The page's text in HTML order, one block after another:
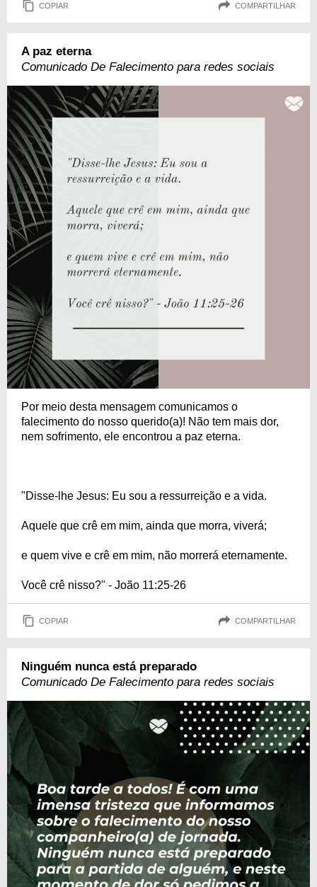
COPIAR COMPARTILHAR
A paz eterna
Comunicado De Falecimento para redes sociais
Por meio desta mensagem comunicamos o
falecimento do nosso querido(a)! Não tem mais dor,
nem sofrimento, ele encontrou a paz eterna.
"Disse-lhe Jesus: Eu sou a ressurreição e a vida.
Aquele que crê em mim, ainda que morra, viverá;
e quem vive e crê em mim, não morrerá eternamente.
Você crê nisso?" - João 11:25-26
COPIAR COMPARTILHAR
Ninguém nunca está preparado
Comunicado De Falecimento para redes sociais